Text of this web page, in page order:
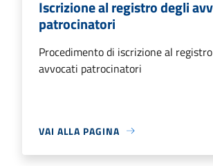
Iscrizione al registro degli
patrocinatori
Procedimento di iscrizione al
avvocati patrocinatori
VAI ALLA PAGINA